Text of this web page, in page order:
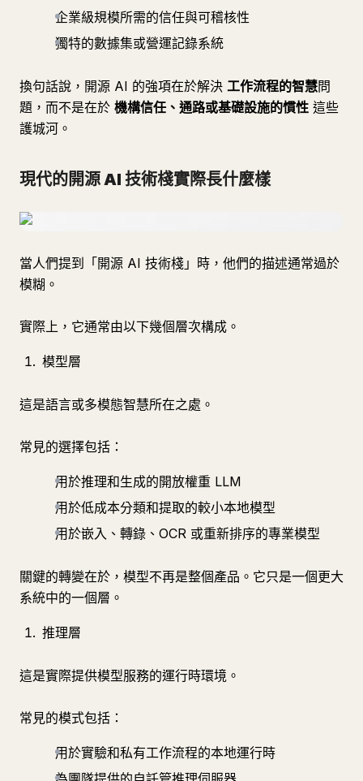
企業級規模所需的信任與可稽核性
獨特的數據集或營運記錄系統
換句話說，開源 AI 的強項在於解決 工作流程的智慧問
題，而不是在於 機構信任、通路或基礎設施的慣性 這些
護城河。
現代的開源 AI 技術棧實際長什麼樣
當人們提到「開源 AI 技術棧」時，他們的描述通常過於
模糊。
實際上，它通常由以下幾個層次構成。
模型層
這是語言或多模態智慧所在之處。
常見的選擇包括：
用於推理和生成的開放權重 LLM
用於低成本分類和提取的較小本地模型
用於嵌入、轉錄、OCR 或重新排序的專業模型
關鍵的轉變在於，模型不再是整個產品。它只是一個更大
系統中的一個層。
推理層
這是實際提供模型服務的運行時環境。
常見的模式包括：
用於實驗和私有工作流程的本地運行時